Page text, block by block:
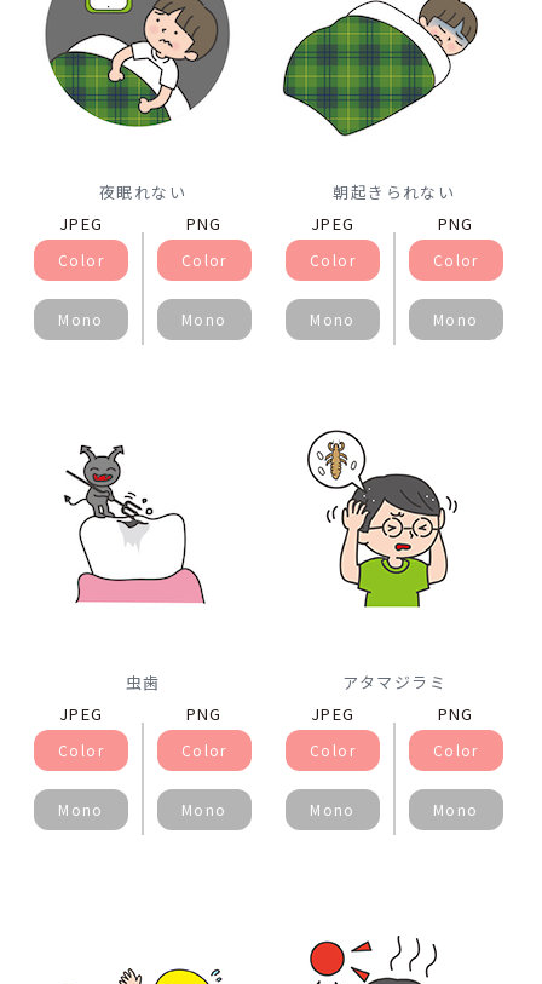
夜眠れない
JPEG
Color
Mono
PNG
Color
Mono
朝起きられない
JPEG
Color
Mono
PNG
Color
Mono
虫歯
JPEG
Color
Mono
PNG
Color
Mono
アタマジラミ
JPEG
Color
Mono
PNG
Color
Mono